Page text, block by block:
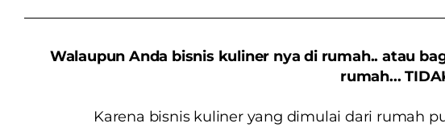
Walaupun Anda bisnis kuliner nya di rumah.. atau
rumah...
Karena bisnis kuliner yang dimulai dari rumah